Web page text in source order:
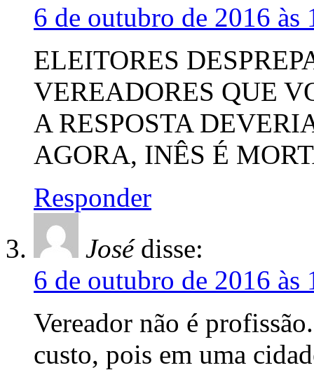
6 de outubro de 2016 às
ELEITORES
VEREADORES QUE
A RESPOSTA
AGORA, INÊS É
Responder
José disse:
6 de outubro de 2016 às
Vereador não é
custo, pois em uma